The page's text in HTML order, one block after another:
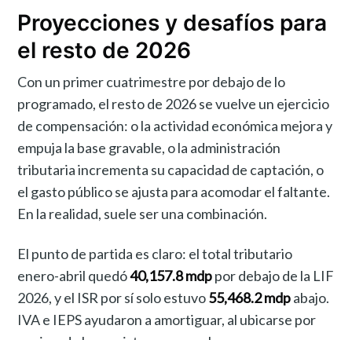
Proyecciones y desafíos para
el resto de 2026
Con un primer cuatrimestre por debajo de lo
programado, el resto de 2026 se vuelve un ejercicio
de compensación: o la actividad económica mejora y
empuja la base gravable, o la administración
tributaria incrementa su capacidad de captación, o
el gasto público se ajusta para acomodar el faltante.
En la realidad, suele ser una combinación.
El punto de partida es claro: el total tributario
enero-abril quedó40,157.8 mdppor debajo de la LIF
2026, y el ISR por sí solo estuvo55,468.2 mdpabajo.
IVA e IEPS ayudaron a amortiguar, al ubicarse por